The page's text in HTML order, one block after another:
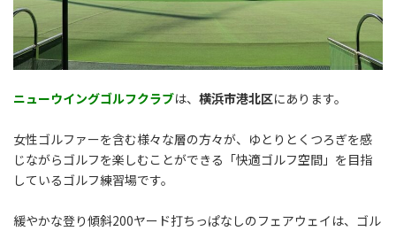
ニューウイングゴルフクラブは、 横浜市港北区にあります。
女性ゴルファーを含む様々な層の方々が、ゆとりとくつろぎを感
じながらゴルフを楽しむことができる「快適ゴルフ空間」を目指
しているゴルフ練習場です。
緩やかな登り傾斜200ヤード打ちっぱなしのフェアウェイは、ゴル